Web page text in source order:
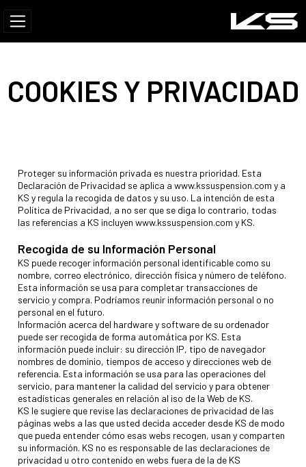
COOKIES Y PRIVACIDAD
Proteger su información privada es nuestra prioridad. Esta
Declaración de Privacidad se aplica a www.kssuspension.com y a
KS y regula la recogida de datos y su uso. La intención de esta
Política de Privacidad, a no ser que se diga lo contrario, todas
las referencias a KS incluyen www.kssuspension.com y KS.
Recogida de su Información Personal
KS puede recoger información personal identificable como su
nombre, correo electrónico, dirección física y número de teléfono.
Esta información se usa para completar transacciones de
servicio y compra. Podríamos reunir información personal o no
personal en el futuro.
Información acerca del hardware y software de su ordenador
puede ser recogida de forma automática por KS. Esta
información puede incluir: su dirección IP, tipo de navegador
nombres de dominio, tiempos de acceso y direcciones web de
referencia. Esta información se usa para las operaciones del
servicio, para mantener la calidad del servicio y para obtener
estadísticas generales en relación al iso de la Web de KS.
KS le sugiere que revise las declaraciones de privacidad de las
páginas webs a las que usted decida acceder desde KS de modo
que pueda entender cómo esas webs recogen, usan y comparten
su información. KS no es responsable de las declaraciones de
privacidad u otro contenido en webs fuera de la de KS